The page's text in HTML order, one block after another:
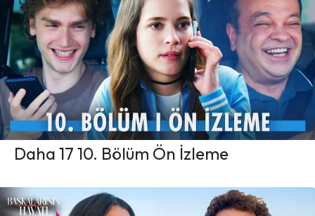
Daha 17 10. Bölüm Ön İzleme